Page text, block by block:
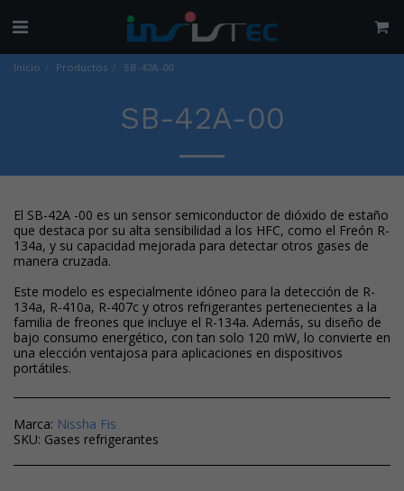
Inicio Productos SB-42A-00
SB-42A-00
El SB-42A -00 es un sensor semiconductor de dióxido de estaño
que destaca por su alta sensibilidad a los HFC, como el Freón R-
134a, y su capacidad mejorada para detectar otros gases de
manera cruzada.
Este modelo es especialmente idóneo para la detección de R-
134a, R-410a, R-407c y otros refrigerantes pertenecientes a la
familia de freones que incluye el R-134a. Además, su diseño de
bajo consumo energético, con tan solo 120 mW, lo convierte en
una elección ventajosa para aplicaciones en dispositivos
portátiles.
Marca: Nissha Fis
SKU: Gases refrigerantes